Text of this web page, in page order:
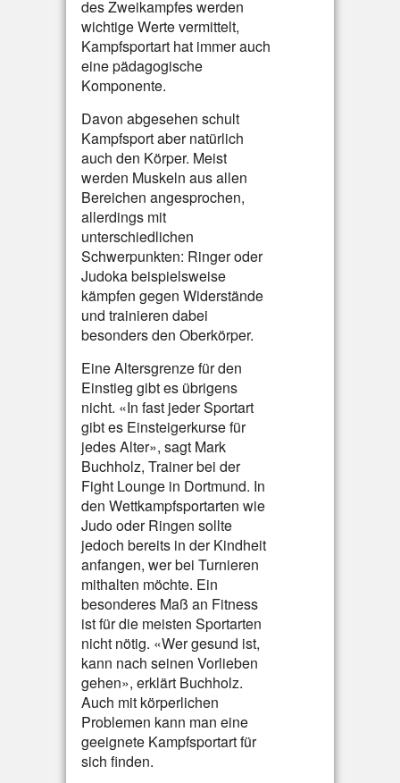
des Zweikampfes werden
wichtige Werte vermittelt,
Kampfsportart hat immer auch
eine pädagogische
Komponente.
Davon abgesehen schult
Kampfsport aber natürlich
auch den Körper. Meist
werden Muskeln aus allen
Bereichen angesprochen,
allerdings mit
unterschiedlichen
Schwerpunkten: Ringer oder
Judoka beispielsweise
kämpfen gegen Widerstände
und trainieren dabei
besonders den Oberkörper.
Eine Altersgrenze für den
Einstieg gibt es übrigens
nicht. «In fast jeder Sportart
gibt es Einsteigerkurse für
jedes Alter», sagt Mark
Buchholz, Trainer bei der
Fight Lounge in Dortmund. In
den Wettkampfsportarten wie
Judo oder Ringen sollte
jedoch bereits in der Kindheit
anfangen, wer bei Turnieren
mithalten möchte. Ein
besonderes Maß an Fitness
ist für die meisten Sportarten
nicht nötig. «Wer gesund ist,
kann nach seinen Vorlieben
gehen», erklärt Buchholz.
Auch mit körperlichen
Problemen kann man eine
geeignete Kampfsportart für
sich finden.